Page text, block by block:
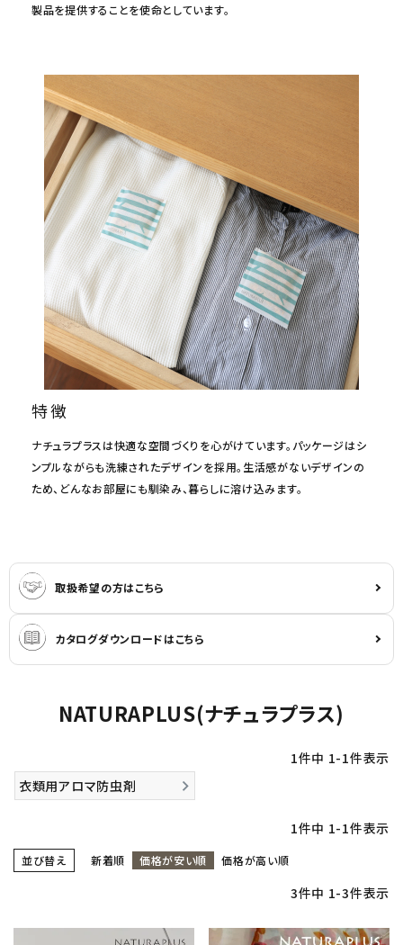
製品を提供することを使命としています。
特徴
ナチュラプラスは快適な空間づくりを心がけています。パッケージはシ
ンプルながらも洗練されたデザインを採用。生活感がないデザインの
ため、どんなお部屋にも馴染み、暮らしに溶け込みます。
取扱希望の方はこちら
カタログダウンロードはこちら
NATURAPLUS(ナチュラプラス)
1件中 1-1件表示
衣類用アロマ防虫剤
1件中 1-1件表示
並び替え 新着順 価格が安い順 価格が高い順
3件中 1-3件表示